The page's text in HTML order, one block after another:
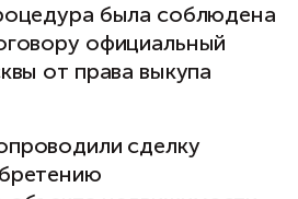
была соблюдена
официальный
от права выкупа
сделку